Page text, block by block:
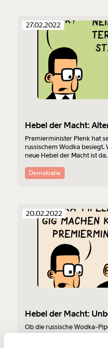
Werde Fördermitglied
unsere Wirtschaft so
funktioniert. Unsere
Netz. Unabhängig und
so bleiben. Kämpf’ mit
unterstütze uns mit
Hier unsere IBAN:
sozialen Fortschritt
27.02.2022
Hebel der Macht:
Premierminister Plenk hat
russischem Wodka besiegt.
neue Hebel der Macht ist da.
Demokratie
20.02.2022
Hebel der Macht:
Ob die russische Wodka-
wirklich guttun wird? Der